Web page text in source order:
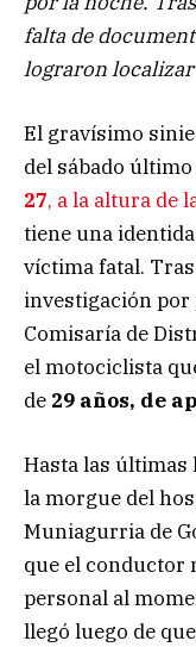
falta de
lograron
El gravísimo
del sábado
27, a la altura de
tiene una
víctima fatal.
investigación por
Comisaría de
el motociclista
de 29 años, de
Hasta las últimas
la morgue del
Muniagurria de
que el conductor
personal al
llegó luego de